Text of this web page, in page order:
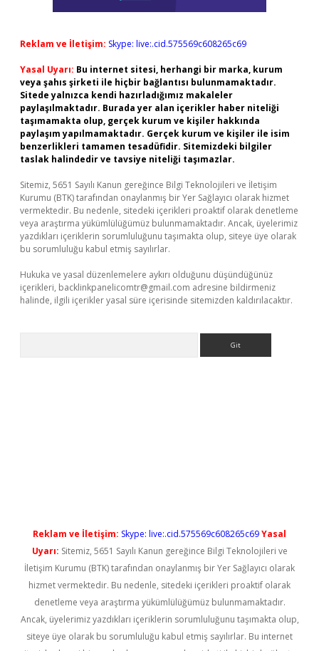
Reklam ve İletişim: Skype: live:.cid.575569c608265c69
Yasal Uyarı: Bu internet sitesi, herhangi bir marka, kurum
veya şahıs şirketi ile hiçbir bağlantısı bulunmamaktadır.
Sitede yalnızca kendi hazırladığımız makaleler
paylaşılmaktadır. Burada yer alan içerikler haber niteliği
taşımamakta olup, gerçek kurum ve kişiler hakkında
paylaşım yapılmamaktadır. Gerçek kurum ve kişiler ile isim
benzerlikleri tamamen tesadüfidir. Sitemizdeki bilgiler
taslak halindedir ve tavsiye niteliği taşımazlar.
Sitemiz, 5651 Sayılı Kanun gereğince Bilgi Teknolojileri ve İletişim
Kurumu (BTK) tarafından onaylanmış bir Yer Sağlayıcı olarak hizmet
vermektedir. Bu nedenle, sitedeki içerikleri proaktif olarak denetleme
veya araştırma yükümlülüğümüz bulunmamaktadır. Ancak, üyelerimiz
yazdıkları içeriklerin sorumluluğunu taşımakta olup, siteye üye olarak
bu sorumluluğu kabul etmiş sayılırlar.
Hukuka ve yasal düzenlemelere aykırı olduğunu düşündüğünüz
içerikleri, backlinkpanelicomtr@gmail.com adresine bildirmeniz
halinde, ilgili içerikler yasal süre içerisinde sitemizden kaldırılacaktır.
Reklam ve İletişim: Skype: live:.cid.575569c608265c69Yasal
Uyarı: Sitemiz, 5651 Sayılı Kanun gereğince Bilgi Teknolojileri ve
İletişim Kurumu (BTK) tarafından onaylanmış bir Yer Sağlayıcı olarak
hizmet vermektedir. Bu nedenle, sitedeki içerikleri proaktif olarak
denetleme veya araştırma yükümlülüğümüz bulunmamaktadır.
Ancak, üyelerimiz yazdıkları içeriklerin sorumluluğunu taşımakta olup,
siteye üye olarak bu sorumluluğu kabul etmiş sayılırlar. Bu internet